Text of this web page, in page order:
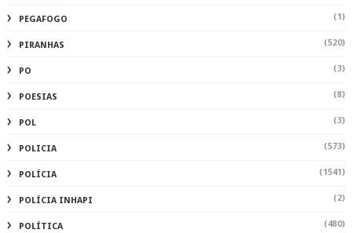
PEGAFOGO (1)
PIRANHAS (520)
PO (3)
POESIAS (8)
POL (3)
POLICIA (573)
POLÍCIA (1541)
POLÍCIA INHAPI (2)
POLÍTICA (480)